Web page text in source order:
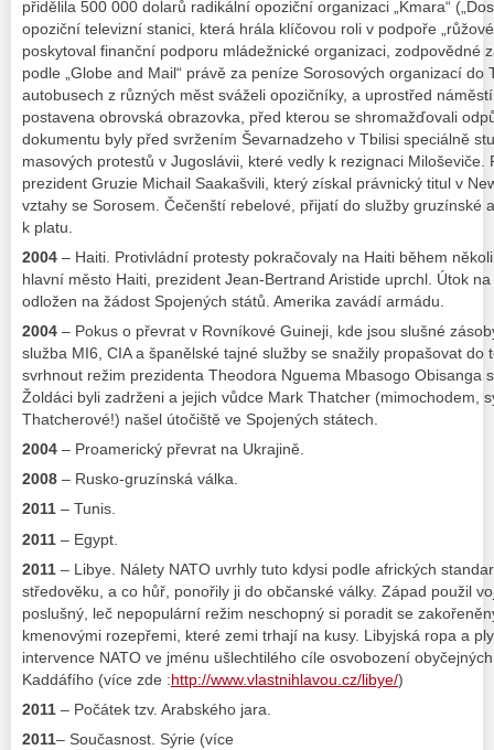
přidělila 500 000 dolarů radikální opoziční organizaci „Kmara“
opoziční televizní stanici, která hrála klíčovou roli v podpoře
poskytoval finanční podporu mládežnické organizaci, zodpovědné
podle „Globe and Mail“ právě za peníze Sorosových organizací do
autobusech z různých měst sváželi opozičníky, a uprostřed
postavena obrovská obrazovka, před kterou se shromažďovali
dokumentu byly před svržením Ševarnadzeho v Tbilisi speciálně
masových protestů v Jugoslávii, které vedly k rezignaci Miloševiče.
prezident Gruzie Michail Saakašvili, který získal právnický titul v
vztahy se Sorosem. Čečenští rebelové, přijatí do služby gruzínské
k platu.
2004 – Haiti. Protivládní protesty pokračovaly na Haiti během
hlavní město Haiti, prezident Jean-Bertrand Aristide uprchl. Útok
odložen na žádost Spojených států. Amerika zavádí armádu.
2004 – Pokus o převrat v Rovníkové Guineji, kde jsou slušné
služba MI6, CIA a španělské tajné služby se snažily propašovat do
svrhnout režim prezidenta Theodora Nguema Mbasogo Obisanga
Žoldáci byli zadrženi a jejich vůdce Mark Thatcher (mimochodem,
Thatcherové!) našel útočiště ve Spojených státech.
2004 – Proamerický převrat na Ukrajině.
2008 – Rusko-gruzínská válka.
2011 – Tunis.
2011 – Egypt.
2011 – Libye. Nálety NATO uvrhly tuto kdysi podle afrických
středověku, a co hůř, ponořily ji do občanské války. Západ použil
poslušný, leč nepopulární režim neschopný si poradit se
kmenovými rozepřemi, které zemi trhají na kusy. Libyjská ropa a
intervence NATO ve jménu ušlechtilého cíle osvobození
Kaddáfího (více zde :http://www.vlastnihlavou.cz/libye/)
2011 – Počátek tzv. Arabského jara.
2011– Současnost. Sýrie (více